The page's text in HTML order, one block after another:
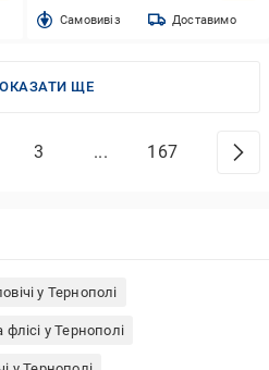
Cамовивіз Доставимо
ЩЕ
3 ... 167
у Тернополі
у Тернополі